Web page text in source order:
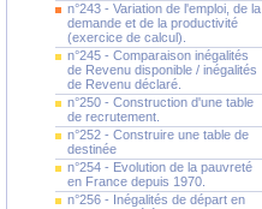
n°243 - Variation de l'emploi, de la
demande et de la productivité
(exercice de calcul).
n°245 - Comparaison inégalités
de Revenu disponible / inégalités
de Revenu déclaré.
n°250 - Construction d'une table
de recrutement.
n°252 - Construire une table de
destinée
n°254 - Evolution de la pauvreté
en France depuis 1970.
n°256 - Inégalités de départ en